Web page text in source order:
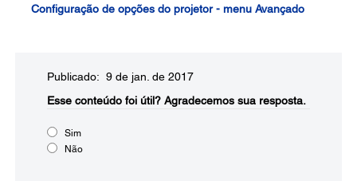
Configuração de opções do projetor - menu Avançado
Publicado: 9 de jan. de 2017
Esse conteúdo foi útil? Agradecemos sua resposta.
Sim
Não